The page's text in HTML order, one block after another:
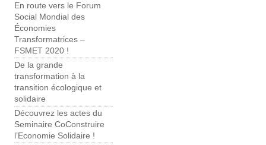
En route vers le Forum
Social Mondial des
Économies
Transformatrices –
FSMET 2020 !
De la grande
transformation à la
transition écologique et
solidaire
Découvrez les actes du
Seminaire CoConstruire
l’Economie Solidaire !